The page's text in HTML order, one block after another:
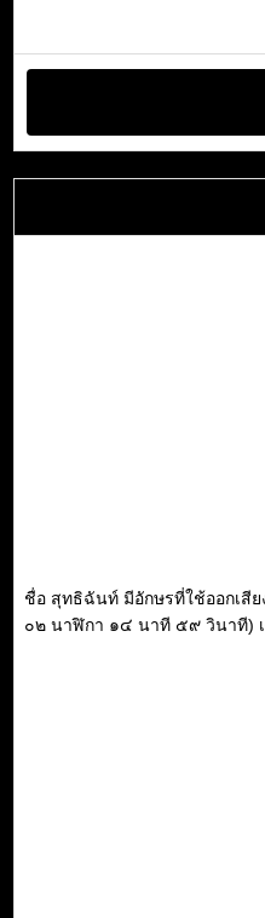
ชื่อ สุทธิฉันท์ มีอักษรที่ใช้ออกเสี
๐๒ นาฬิกา ๑๔ นาที ๕๙ วินาที)